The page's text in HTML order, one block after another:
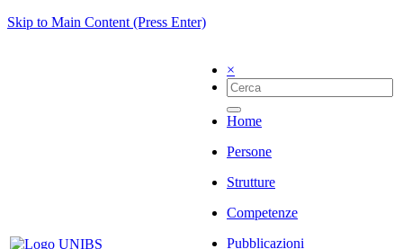
Skip to Main Content (Press Enter)
×
Home
Persone
Strutture
Competenze
Pubblicazioni